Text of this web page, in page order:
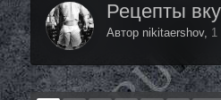
Рецепты
Автор nikitaershov, 1